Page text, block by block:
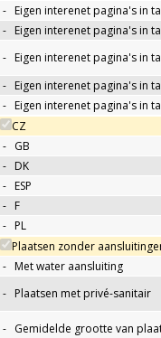
- Eigen interenet pagina's in
- Eigen interenet pagina's in
- Eigen interenet pagina's in
- Eigen interenet pagina's in
- Eigen interenet pagina's in
CZ
- GB
- DK
- ESP
- F
- PL
Plaatsen zonder
- Met water aansluiting
- Plaatsen met privé-sanitair
- Gemidelde grootte van